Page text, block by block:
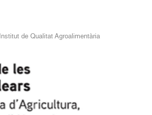
de Qualitat Agroalimentària